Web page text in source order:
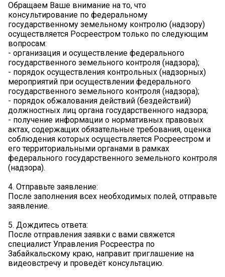
Обращаем Ваше внимание на то, что
консультирование по федеральному
государственному земельному контролю (надзору)
осуществляется Росреестром только по следующим
вопросам:
- организация и осуществление федерального
государственного земельного контроля (надзора);
- порядок осуществления контрольных (надзорных)
мероприятий при осуществлении федерального
государственного земельного контроля (надзора);
- порядок обжалования действий (бездействий)
должностных лиц органа государственного надзора;
- получение информации о нормативных правовых
актах, содержащих обязательные требования, оценка
соблюдения которых осуществляется Росреестром и
его территориальными органами в рамках
федерального государственного земельного контроля
(надзора).
4. Отправьте заявление:
После заполнения всех необходимых полей, отправьте
заявление.
5. Дождитесь ответа:
После отправления заявки с вами свяжется
специалист Управления Росреестра по
Забайкальскому краю, направит приглашение на
видеовстречу и проведёт консультацию.